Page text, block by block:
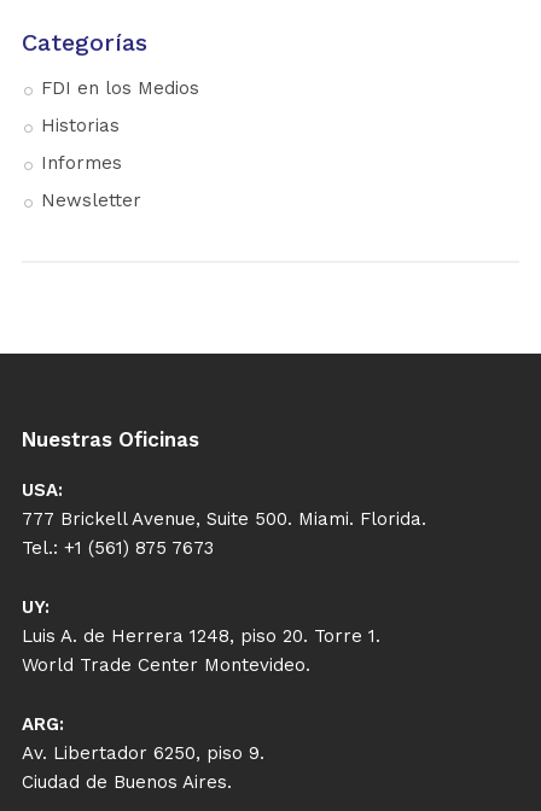
Categorías
FDI en los Medios
Historias
Informes
Newsletter
Nuestras Oficinas
USA:
777 Brickell Avenue, Suite 500. Miami. Florida.
Tel.: +1 (561) 875 7673
UY:
Luis A. de Herrera 1248, piso 20. Torre 1.
World Trade Center Montevideo.
ARG:
Av. Libertador 6250, piso 9.
Ciudad de Buenos Aires.